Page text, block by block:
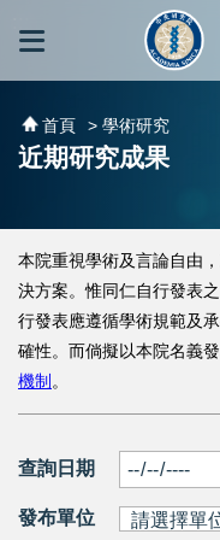
跳到主要內容區塊
首頁 > 學術研究
近期研究成果
本院重視學術及言論自由
決方案。惟同仁自行發表
行發表應遵循學術規範及
確性。而倘擬以本院名義
機制 。
查詢日期
發布單位